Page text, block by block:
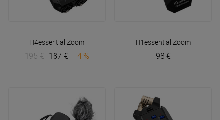
H4essential Zoom
195 € 187 € - 4 %
H1essential Zoom
98 €